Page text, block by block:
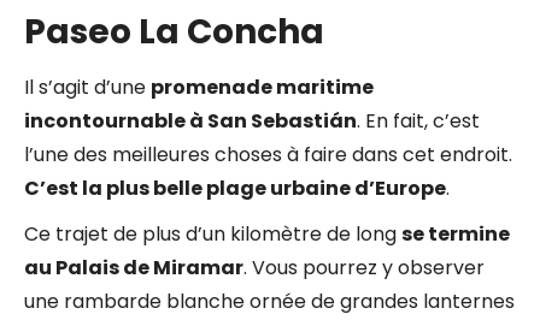
Paseo La Concha
Il s’agit d’une promenade maritime
incontournable à San Sebastián. En fait, c’est
l’une des meilleures choses à faire dans cet endroit.
C’est la plus belle plage urbaine d’Europe.
Ce trajet de plus d’un kilomètre de longse termine
au Palais de Miramar. Vous pourrez y observer
une rambarde blanche ornée de grandes lanternes